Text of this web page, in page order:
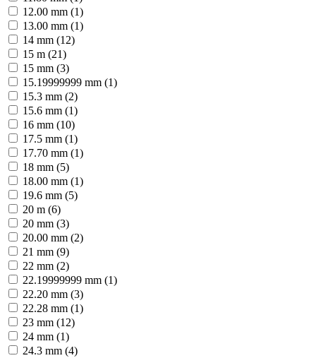
12.00 mm (1)
13.00 mm (1)
14 mm (12)
15 m (21)
15 mm (3)
15.19999999 mm (1)
15.3 mm (2)
15.6 mm (1)
16 mm (10)
17.5 mm (1)
17.70 mm (1)
18 mm (5)
18.00 mm (1)
19.6 mm (5)
20 m (6)
20 mm (3)
20.00 mm (2)
21 mm (9)
22 mm (2)
22.19999999 mm (1)
22.20 mm (3)
22.28 mm (1)
23 mm (12)
24 mm (1)
24.3 mm (4)